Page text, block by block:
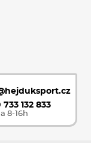
132 833
8-16h